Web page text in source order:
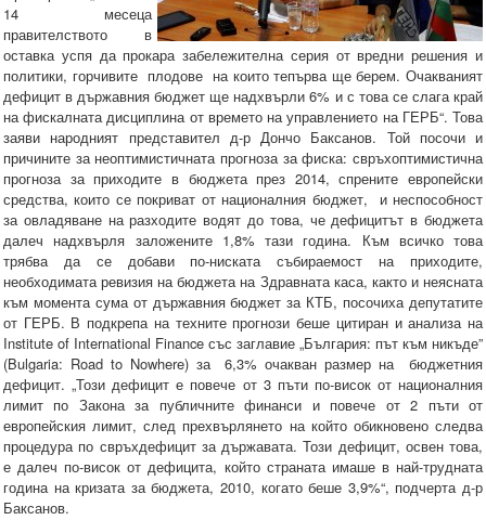
14 месеца
правителството в
оставка успя да прокара забележителна серия от вредни решения и
политики, горчивите плодове на които тепърва ще берем. Очакваният
дефицит в държавния бюджет ще надхвърли 6% и с това се слага край
на фискалната дисциплина от времето на управлението на ГЕРБ“. Това
заяви народният представител д-р Дончо Баксанов. Той посочи и
причините за неоптимистичната прогноза за фиска: свръхоптимистична
прогноза за приходите в бюджета през 2014, спрените европейски
средства, които се покриват от националния бюджет, и неспособност
за овладяване на разходите водят до това, че дефицитът в бюджета
далеч надхвърля заложените 1,8% тази година. Към всичко това
трябва да се добави по-ниската събираемост на приходите,
необходимата ревизия на бюджета на Здравната каса, както и неясната
към момента сума от държавния бюджет за КТБ, посочиха депутатите
от ГЕРБ. В подкрепа на техните прогнози беше цитиран и анализа на
Institute of International Finance със заглавие „България: път към никъде”
(Bulgaria: Road to Nowhere) за 6,3% очакван размер на бюджетния
дефицит. „Този дефицит е повече от 3 пъти по-висок от националния
лимит по Закона за публичните финанси и повече от 2 пъти от
европейския лимит, след прехвърлянето на който обикновено следва
процедура по свръхдефицит за държавата. Този дефицит, освен това,
е далеч по-висок от дефицита, който страната имаше в най-трудната
година на кризата за бюджета, 2010, когато беше 3,9%“, подчерта д-р
Баксанов.